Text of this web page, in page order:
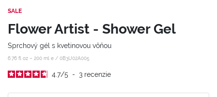
SALE
Flower Artist - Shower Gel
Sprchový gél s kvetinovou vôňou
6.76 fl oz – 200 ml e / 0B3U02A005
4.7/5 - 3 recenzie